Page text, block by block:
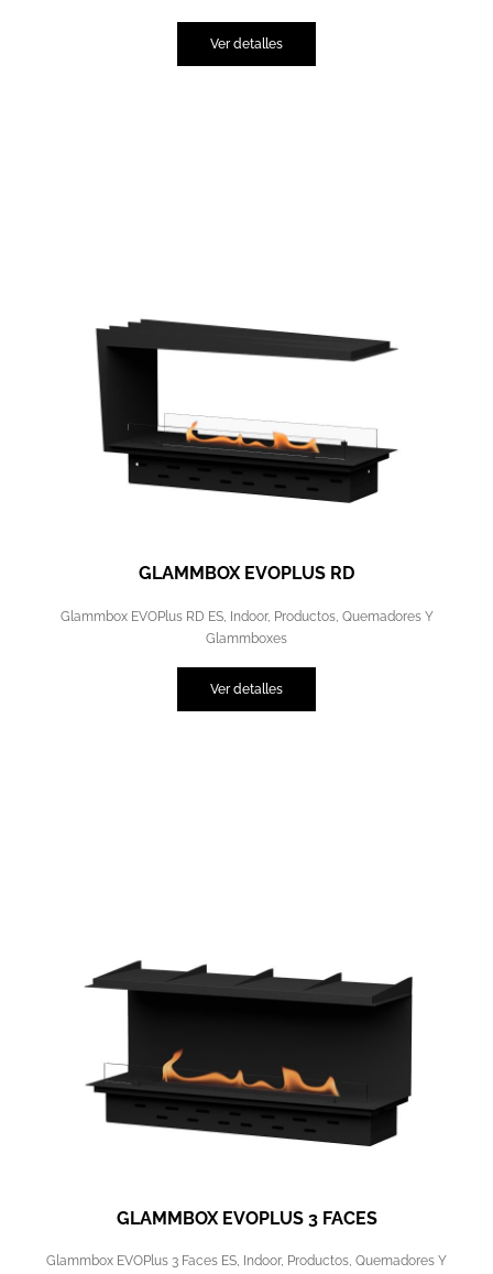
Ver detalles
GLAMMBOX EVOPLUS RD
Glammbox EVOPlus RD ES, Indoor, Productos, Quemadores Y
Glammboxes
Ver detalles
GLAMMBOX EVOPLUS 3 FACES
Glammbox EVOPlus 3 Faces ES, Indoor, Productos, Quemadores Y